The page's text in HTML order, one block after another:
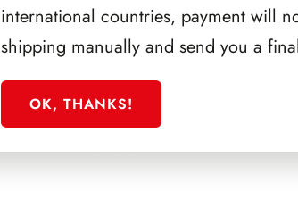
SFORZESCO ITALIA 1985
PAGINE 3+1
international countries, payment will
shipping manually and send you a
OK, THANKS!